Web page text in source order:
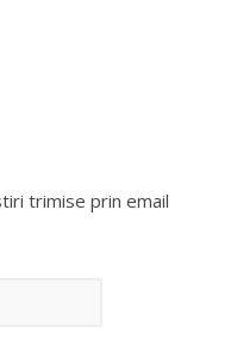
trimise prin email